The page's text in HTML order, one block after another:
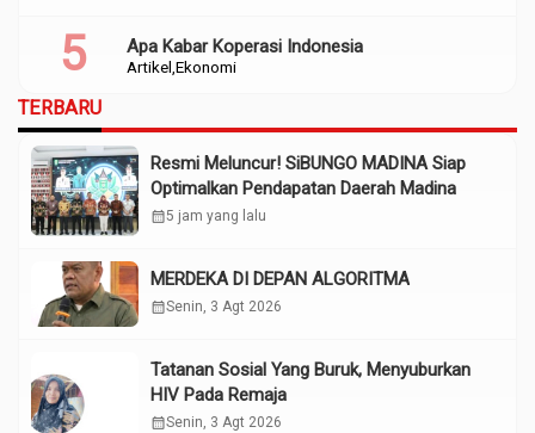
Artikel Ekonomi
Apa Kabar Koperasi Indonesia
TERBARU
Resmi Meluncur! SiBUNGO MADINA Siap
Optimalkan Pendapatan Daerah Madina
calendar_month5 jam yang lalu
MERDEKA DI DEPAN ALGORITMA
calendar_monthSenin, 3 Agt 2026
Tatanan Sosial Yang Buruk, Menyuburkan
HIV Pada Remaja
calendar_monthSenin, 3 Agt 2026